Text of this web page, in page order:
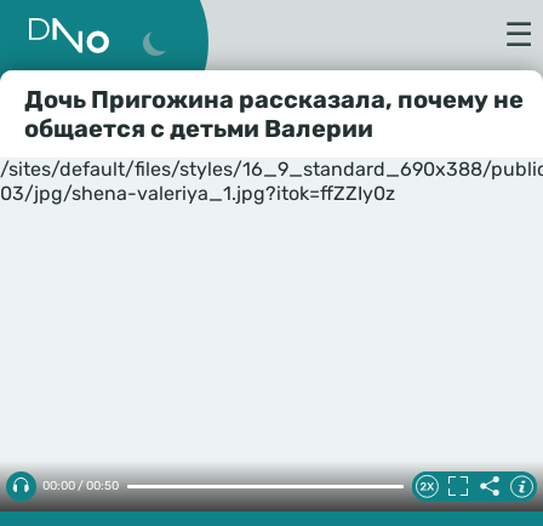
☰
Дочь Пригожина рассказала, почему не
общается с детьми Валерии
/sites/default/files/styles/16_9_standard_690x388/
03/jpg/shena-valeriya_1.jpg?itok=ffZZIy0z
00:00 / 00:50